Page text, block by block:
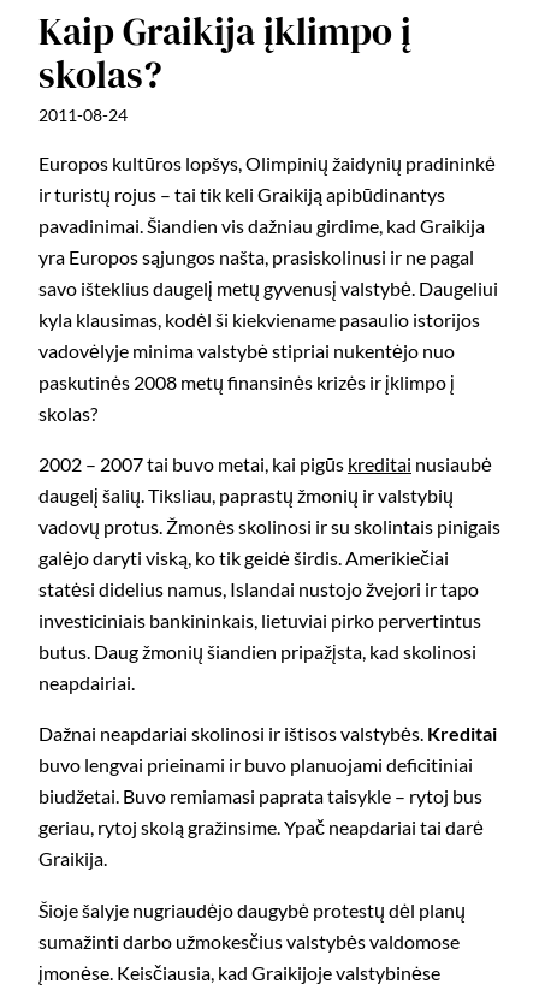
Kaip Graikija įklimpo į
skolas?
2011-08-24
Europos kultūros lopšys, Olimpinių žaidynių pradininkė
ir turistų rojus – tai tik keli Graikiją apibūdinantys
pavadinimai. Šiandien vis dažniau girdime, kad Graikija
yra Europos sąjungos našta, prasiskolinusi ir ne pagal
savo išteklius daugelį metų gyvenusį valstybė. Daugeliui
kyla klausimas, kodėl ši kiekviename pasaulio istorijos
vadovėlyje minima valstybė stipriai nukentėjo nuo
paskutinės 2008 metų finansinės krizės ir įklimpo į
skolas?
2002 – 2007 tai buvo metai, kai pigūs kreditai nusiaubė
daugelį šalių. Tiksliau, paprastų žmonių ir valstybių
vadovų protus. Žmonės skolinosi ir su skolintais pinigais
galėjo daryti viską, ko tik geidė širdis. Amerikiečiai
statėsi didelius namus, Islandai nustojo žvejori ir tapo
investiciniais bankininkais, lietuviai pirko pervertintus
butus. Daug žmonių šiandien pripažįsta, kad skolinosi
neapdairiai.
Dažnai neapdariai skolinosi ir ištisos valstybės. Kreditai
buvo lengvai prieinami ir buvo planuojami deficitiniai
biudžetai. Buvo remiamasi paprata taisykle – rytoj bus
geriau, rytoj skolą gražinsime. Ypač neapdariai tai darė
Graikija.
Šioje šalyje nugriaudėjo daugybė protestų dėl planų
sumažinti darbo užmokesčius valstybės valdomose
įmonėse. Keisčiausia, kad Graikijoje valstybinėse